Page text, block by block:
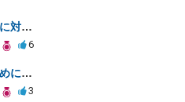
トイレリフォーム業者の対応遅延に対する法的措置相談
6
クーリングオフを認めてもらうために少額訴訟できるのでしょうか。
3